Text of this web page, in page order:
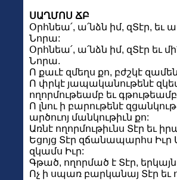
ՍԱՂՄՈՍ ՃԲ
Օրհնեա՛, ա՛նձն իմ, զՏէր, եւ
Նորա:
Օրհնեա՛, ա՛նձն իմ, զՏէր եւ
Նորա.
Ո քաւէ զմեղս քո, բժշկէ
Ո փրկէ յապականութենէ
ողորմութեամբ եւ
Ո լնու ի բարութենէ
արծուոյ մանկութիւն քո:
Առնէ ողորմութիւնս Տէր եւ
Եցոյց Տէր զճանապարհս Իւր
զկամս Իւր:
Գթած, ողորմած է Տէր,
Ոչ ի սպառ բարկանայ Տէր